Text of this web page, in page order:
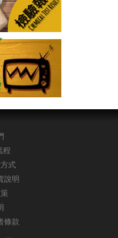
程
式
說明
條款